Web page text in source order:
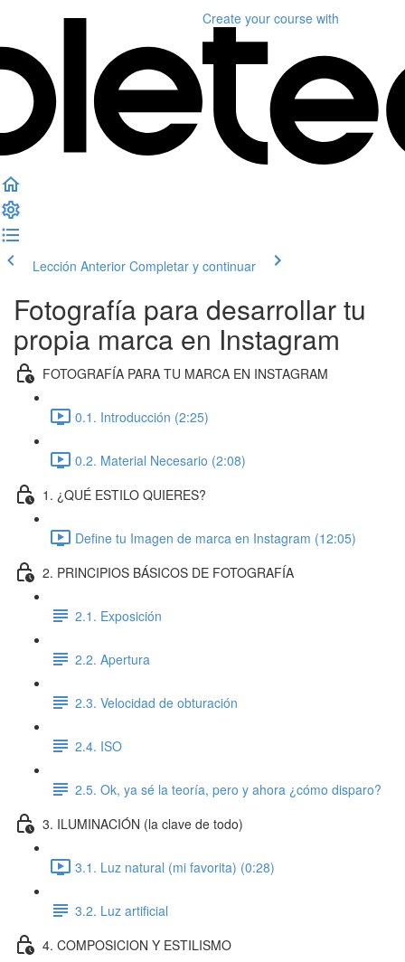
Create your course with
Lección Anterior Completar y continuar
Fotografía para desarrollar tu
propia marca en Instagram
FOTOGRAFÍA PARA TU MARCA EN INSTAGRAM
0.1. Introducción (2:25)
0.2. Material Necesario (2:08)
1. ¿QUÉ ESTILO QUIERES?
Define tu Imagen de marca en Instagram (12:05)
2. PRINCIPIOS BÁSICOS DE FOTOGRAFÍA
2.1. Exposición
2.2. Apertura
2.3. Velocidad de obturación
2.4. ISO
2.5. Ok, ya sé la teoría, pero y ahora ¿cómo disparo?
3. ILUMINACIÓN (la clave de todo)
3.1. Luz natural (mi favorita) (0:28)
3.2. Luz artificial
4. COMPOSICION Y ESTILISMO